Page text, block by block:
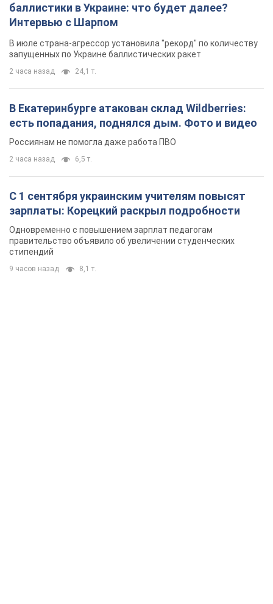
баллистики в Украине: что будет далее?
Интервью с Шарпом
В июле страна-агрессор установила "рекорд" по количеству
запущенных по Украине баллистических ракет
2 часа назад 24,1 т.
В Екатеринбурге атакован склад Wildberries:
есть попадания, поднялся дым. Фото и видео
Россиянам не помогла даже работа ПВО
2 часа назад 6,5 т.
С 1 сентября украинским учителям повысят
зарплаты: Корецкий раскрыл подробности
Одновременно с повышением зарплат педагогам
правительство объявило об увеличении студенческих
стипендий
9 часов назад 8,1 т.